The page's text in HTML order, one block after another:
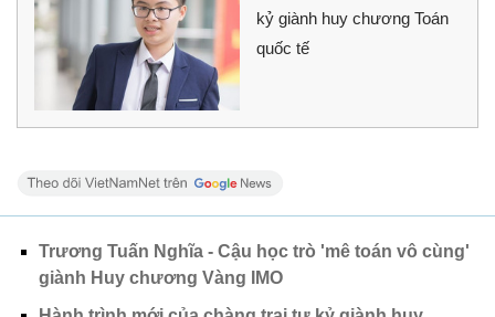
kỷ giành huy chương Toán
quốc tế
Trương Tuấn Nghĩa - Cậu học trò 'mê toán vô cùng'
giành Huy chương Vàng IMO